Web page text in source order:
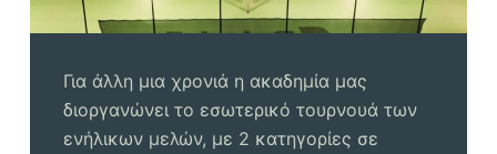
Για άλλη μια χρονιά η ακαδημία μας
διοργανώνει το εσωτερικό τουρνουά των
ενήλικων μελών, με 2 κατηγορίες σε